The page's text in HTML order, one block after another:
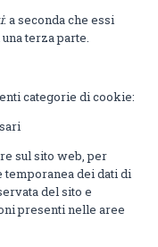
: a seconda che essi
terza parte.
categorie di cookie:
sul sito web, per
dei dati di
del sito e
presenti nelle aree